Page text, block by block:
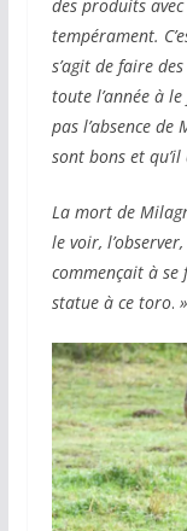
des produits
tempérament.
s’agit de faire
toute l’année à
pas l’absence de
sont bons et
La mort de
le voir,
commençait à se
statue à ce toro. »